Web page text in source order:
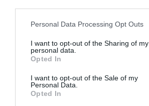
Personal Data Processing Opt Outs
I want to opt-out of the Sharing of my
personal data.
Opted In
I want to opt-out of the Sale of my
Personal Data.
Opted In